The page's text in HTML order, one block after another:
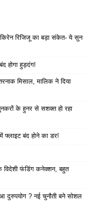
रिजिजू का बड़ा संकेत- ये सुन
होगा हुड़दंग!
मिसाल, मालिक ने दिया
के हुनर से सशक्त हो रहा
बंद होने का डर!
विदेशी फंडिंग कनेक्शन, बहुत
दुरुपयोग ? नई चुनौती बने सोशल